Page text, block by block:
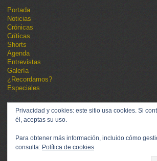
Portada
Noticias
Crónicas
Críticas
Shorts
Agenda
Entrevistas
Galería
¿Recordamos?
Especiales
Privacidad y cookies: este sitio usa cookies. Si
él, aceptas su uso.
Para obtener más información, incluido cómo
consulta: Política de cookies